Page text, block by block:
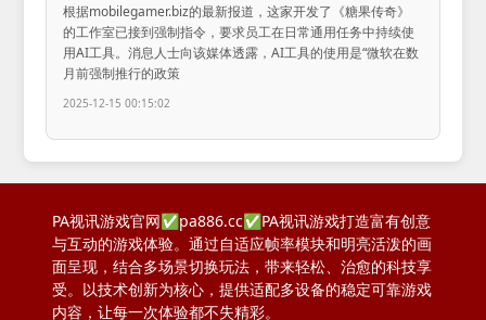
根据mobilegamer.biz的最新报道，这家开发了《糖果传奇》
的工作室已接到强制指令，要求员工在日常通用任务中持续使
用AI工具。消息人士向该媒体透露，AI工具的使用是“微软在数
月前强制推行的政策
2025-12-15 00:15:02
PA视讯游戏官网✅pa886.cc✅PA视讯游戏打造富有创意
与互动的游戏体验。通过自适应帧率模块和明亮活泼的画
面呈现，结合多场景切换玩法，带来轻松、治愈的科技享
受。以技术创新为核心，提供适配多设备的稳定可靠游戏
内容，让每一次体验都不失精彩。